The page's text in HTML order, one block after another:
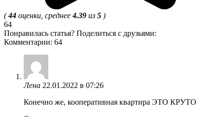
(44 оценки, среднее4.39 из 5 )
64
Понравилась статья? Поделиться с друзьями:
Комментарии: 64
Лена 22.01.2022 в 07:26
Конечно же, кооперативная квартира ЭТО КРУТО